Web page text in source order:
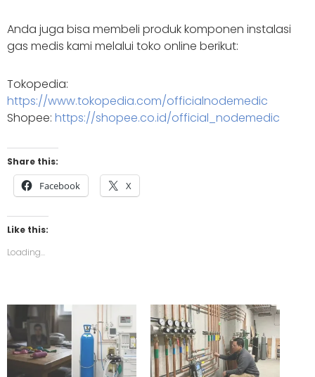
Anda juga bisa membeli produk komponen instalasi
gas medis kami melalui toko online berikut:
Tokopedia:
https://www.tokopedia.com/officialnodemedic
Shopee: https://shopee.co.id/official_nodemedic
Share this:
Facebook X
Like this:
Loading...